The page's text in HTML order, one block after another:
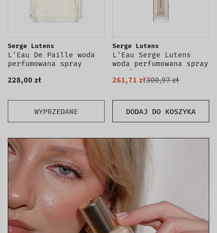
WYPRZEDANE
Serge Lutens
L'Eau De Paille woda
perfumowana spray
228,00 zł
DODAJ DO KOSZYKA
Serge Lutens
L'Eau Serge Lutens
woda perfumowana spray
100ml Tester
261,71 zł300,97 zł